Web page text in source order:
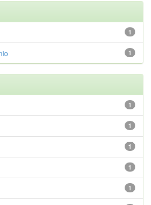
1
1
1
1
1
1
1